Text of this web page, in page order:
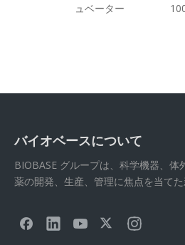
ュベーター
バイオベースについて
BIOBASE グループは、科学機器、
薬の開発、生産、管理に焦点を当てた